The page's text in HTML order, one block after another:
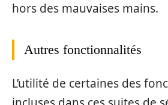
hors des mauvaises mains.
Autres fonctionnalités
L’utilité de certaines des